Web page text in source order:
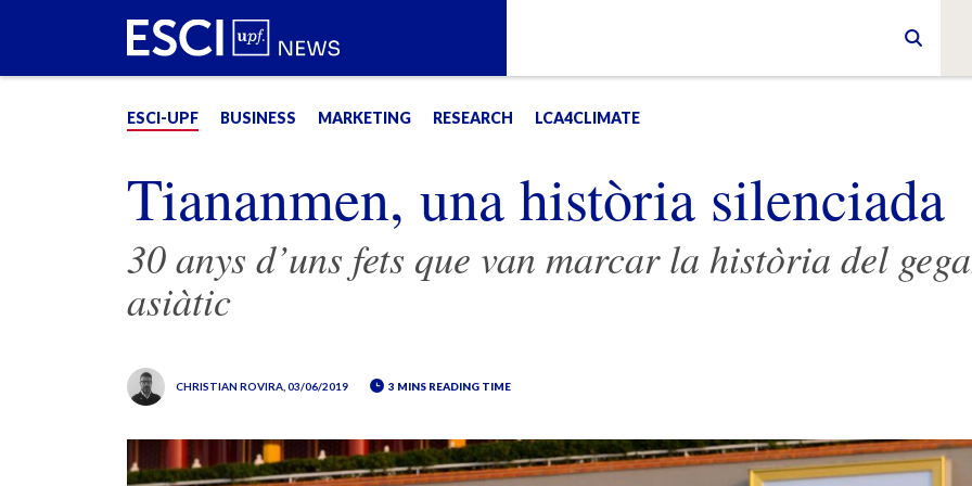
ESCI-UPF BUSINESS MARKETING RESEARCH LCA4CLIMATE
Tiananmen, una història silenciada
30 anys d’uns fets que van marcar la història del
asiàtic
CHRISTIAN ROVIRA , 03/06/2019 3 MINS READING TIME